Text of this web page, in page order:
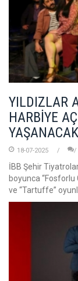
YILDIZLAR
HARBİYE
YAŞANACAK
18-07-2025
İBB Şehir
boyunca “Fosforlu
ve “Tartuffe”